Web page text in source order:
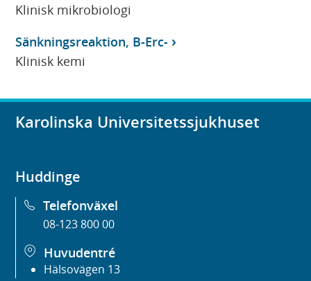
Klinisk mikrobiologi
Sänkningsreaktion, B-Erc-
Klinisk kemi
Karolinska Universitetssjukhuset
Huddinge
Telefonväxel
08-123 800 00
Huvudentré
Hälsovägen 13